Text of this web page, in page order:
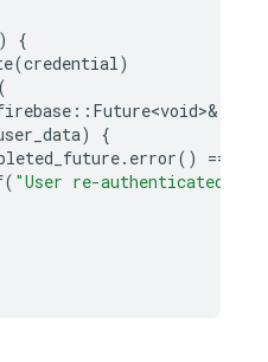
{
(credential)
(
:: Future<void>&
)
{
. error() ==
( "User re-authenticated."